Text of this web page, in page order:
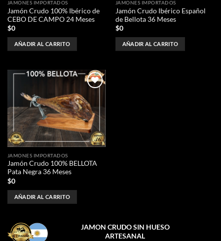
JAMONES IMPORTADOS
Jamón Crudo 100% Ibérico de
CEBO DE CAMPO 24 Meses
$0
AÑADIR AL CARRITO
JAMONES IMPORTADOS
Jamón Crudo Ibérico Español
de Bellota 36 Meses
$0
AÑADIR AL CARRITO
a la
lista de
deseos
JAMONES IMPORTADOS
Jamón Crudo 100% BELLOTA
Pata Negra 36 Meses
$0
AÑADIR AL CARRITO
JAMON CRUDO SIN HUESO
ARTESANAL